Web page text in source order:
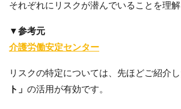
それぞれにリスクが潜んでいることを理解
▼参考元
介護労働安定センター
リスクの特定については、先ほどご紹介
ト」 の活用が有効です。